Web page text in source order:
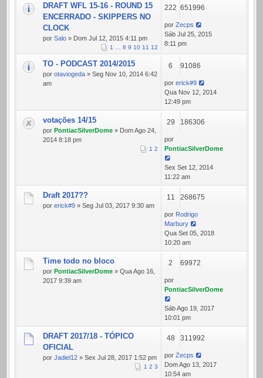
DRAFT WFL 15-16 - ROUND 15
ENCERRADO - SKIPPERS NO
CLOCK
por Salo » Dom Jul 12, 2015 4:11 pm
1 8 9 10 11 12
222 651996
por Zecps
Sáb Jul 25, 2015
8:11 pm
TO - PODCAST 2014/2015
por otaviogeda » Seg Nov 10, 2014 6:42
am
6 91086
por erick#9
Qua Nov 12, 2014
12:49 pm
votações 14/15
por PontiacSilverDome » Dom Ago 24,
2014 8:18 pm
1 2
29 186306
por
PontiacSilverDome
Sex Set 12, 2014
11:22 am
Draft 2017??
por erick#9 » Seg Jul 03, 2017 9:30 am
11 268675
por Rodrigo
Marbury
Qua Set 05, 2018
10:20 am
Time todo no bloco
por PontiacSilverDome » Qua Ago 16,
2017 9:39 am
2 69972
por
PontiacSilverDome
Sáb Ago 19, 2017
10:01 pm
DRAFT 2017/18 - TÓPICO
OFICIAL
por Jadiel12 » Sex Jul 28, 2017 1:52 pm
1 2 3
48 311992
por Zecps
Dom Ago 13, 2017
10:54 am